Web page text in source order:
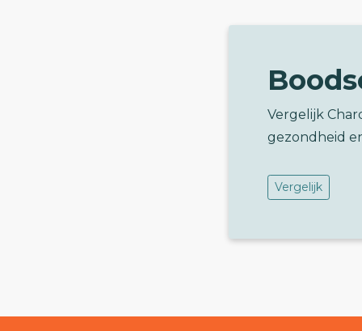
Vergelijk
gezondheid
Vergelijk